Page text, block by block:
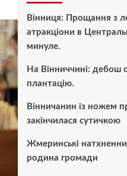
Вінниця: Прощання з
атракціони в
минуле.
На Вінниччині: дебош
плантацію.
Вінничанин із ножем
закінчилася сутичкою
Жмеринські
родина громади